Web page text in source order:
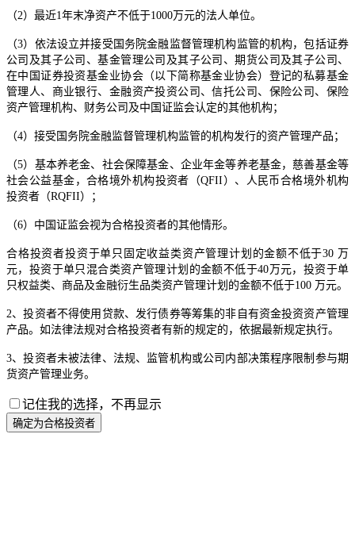
（2）最近1年末净资产不低于1000万元的法人单位。
（3）依法设立并接受国务院金融监督管理机构监管的机构，包括证券
公司及其子公司、基金管理公司及其子公司、期货公司及其子公司、
在中国证券投资基金业协会（以下简称基金业协会）登记的私募基金
管理人、商业银行、金融资产投资公司、信托公司、保险公司、保险
资产管理机构、财务公司及中国证监会认定的其他机构；
（4）接受国务院金融监督管理机构监管的机构发行的资产管理产品；
（5）基本养老金、社会保障基金、企业年金等养老基金，慈善基金等
社会公益基金，合格境外机构投资者（QFII）、人民币合格境外机构
投资者（RQFII）；
（6）中国证监会视为合格投资者的其他情形。
合格投资者投资于单只固定收益类资产管理计划的金额不低于30 万
元，投资于单只混合类资产管理计划的金额不低于40万元，投资于单
只权益类、商品及金融衍生品类资产管理计划的金额不低于100 万元。
2、投资者不得使用贷款、发行债券等筹集的非自有资金投资资产管理
产品。如法律法规对合格投资者有新的规定的，依据最新规定执行。
3、投资者未被法律、法规、监管机构或公司内部决策程序限制参与期
货资产管理业务。
记住我的选择，不再显示
确定为合格投资者